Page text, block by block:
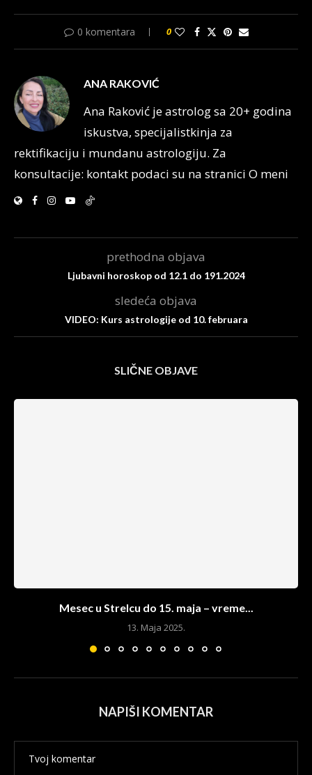
0 komentara 0
ANA RAKOVIĆ
Ana Raković je astrolog sa 20+ godina
iskustva, specijalistkinja za
rektifikaciju i mundanu astrologiju. Za
konsultacije: kontakt podaci su na stranici O meni
prethodna objava
Ljubavni horoskop od 12.1 do 191.2024
sledeća objava
VIDEO: Kurs astrologije od 10. februara
SLIČNE OBJAVE
Mesec u Strelcu do 15. maja – vreme...
13. Maja 2025.
NAPIŠI KOMENTAR